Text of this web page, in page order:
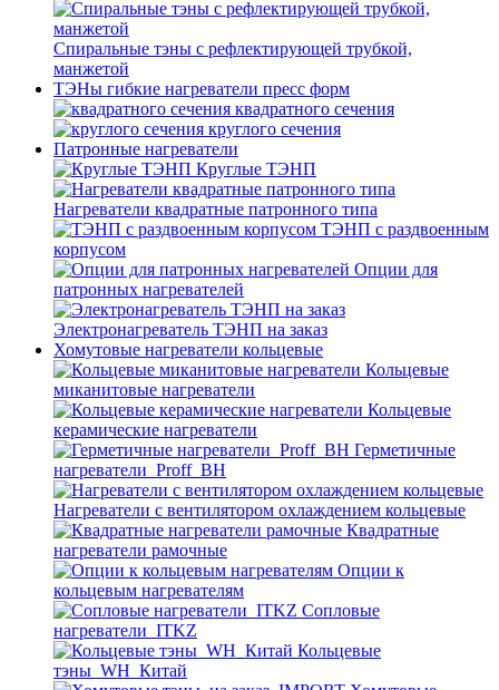
Спиральные тэны с рефлектирующей трубкой,
манжетой
ТЭНы гибкие нагреватели пресс форм
квадратного сечения
круглого сечения
Патронные нагреватели
Круглые ТЭНП
Нагреватели квадратные патронного типа
ТЭНП с раздвоенным
корпусом
Опции для
патронных нагревателей
Электронагреватель ТЭНП на заказ
Хомутовые нагреватели кольцевые
Кольцевые
миканитовые нагреватели
Кольцевые
керамические нагреватели
Герметичные
нагреватели_Proff_BH
Нагреватели с вентилятором охлаждением кольцевые
Квадратные
нагреватели рамочные
Опции к
кольцевым нагревателям
Cопловые
нагреватели_ITKZ
Кольцевые
тэны_WH_Китай